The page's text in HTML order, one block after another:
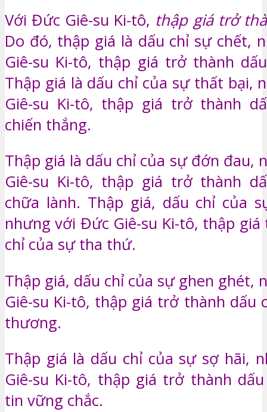
Với Đức Giê-su Ki-tô, thập giá trở
Do đó, thập giá là dấu chỉ sự chết,
Giê-su Ki-tô, thập giá trở thành
Thập giá là dấu chỉ của sự thất bại,
Giê-su Ki-tô, thập giá trở thành
chiến thắng.
Thập giá là dấu chỉ của sự đớn đau,
Giê-su Ki-tô, thập giá trở thành
chữa lành. Thập giá, dấu chỉ của
nhưng với Đức Giê-su Ki-tô, thập
chỉ của sự tha thứ.
Thập giá, dấu chỉ của sự ghen ghét,
Giê-su Ki-tô, thập giá trở thành dấu
thương.
Thập giá là dấu chỉ của sự sợ hãi,
Giê-su Ki-tô, thập giá trở thành
tin vững chắc.